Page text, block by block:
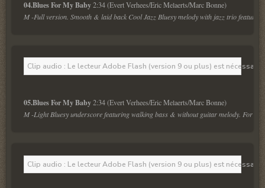
04.Blues For My Baby
2:34 (Evert Verhees/Eric Melaerts/Marc Bonne)
M -Full version. Smooth & laid back Cool Jazz Bluesy melody with jazz trio
Clip audio : Le lecteur Adobe Flash (version 9 ou plus) est
05.Blues For My Baby
2:34 (Evert Verhees/Eric Melaerts/Marc Bonne)
M -Light Bluesy underscore featuring walking bass & without guitar melody. For
Clip audio : Le lecteur Adobe Flash (version 9 ou plus) est